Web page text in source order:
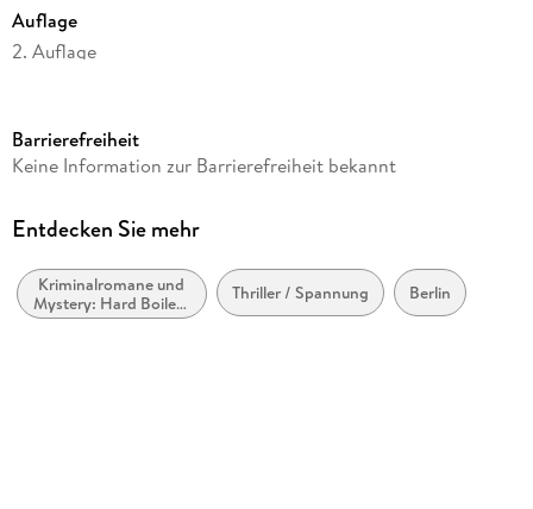
Auflage
2. Auflage
Reihe
Autor/Autorin
Verlag/Hersteller
Kiepenheuer & Witsch
Barrierefreiheit
Keine Information zur Barrierefreiheit bekannt
Entdecken Sie mehr
Kriminalromane und
Mystery: Hard Boiled,
Roman noir
Thriller / Spannung Berlin